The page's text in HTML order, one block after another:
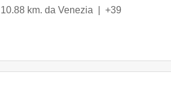
km. da Venezia | +39